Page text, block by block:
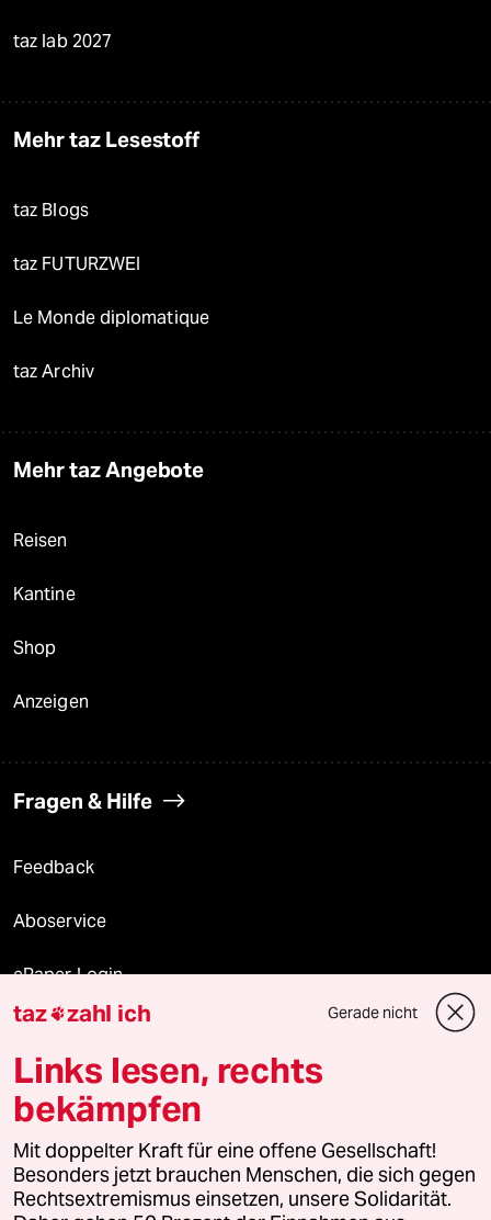
taz lab 2027
Mehr taz Lesestoff
taz Blogs
taz FUTURZWEI
Le Monde diplomatique
taz Archiv
Mehr taz Angebote
Reisen
Kantine
Shop
Anzeigen
Fragen & Hilfe
Feedback
Aboservice
ePaper Login
Downloads für Abonnierende
© 2026 taz Verlags und Vertriebs GmbH
Alle Rechte vorbehalten. Bei rechtlichen Fragen oder für Genehmigungen
wenden Sie sich bitte an
lizenzen@taz.de
taz zahl ich Gerade nicht
Links lesen, rechts
bekämpfen
Mit doppelter Kraft für eine offene Gesellschaft!
Besonders jetzt brauchen Menschen, die sich gegen
Rechtsextremismus einsetzen, unsere Solidarität.